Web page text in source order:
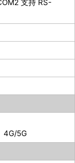
支持 RS-
4G/5G